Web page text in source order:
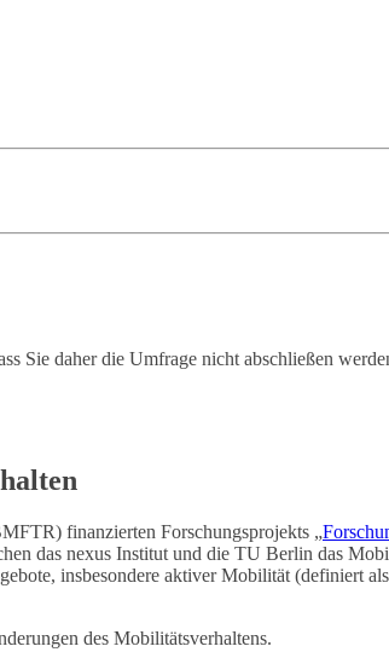
Sie daher die Umfrage nicht abschließen
finanzierten Forschungsprojekts „
das nexus Institut und die TU Berlin das
insbesondere aktiver Mobilität (definiert
des Mobilitätsverhaltens.